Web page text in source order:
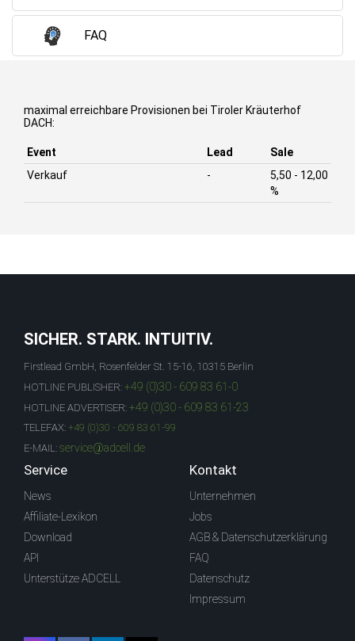
FAQ
maximal erreichbare Provisionen bei Tiroler Kräuterhof
DACH:
Event Lead
Sale
Verkauf
-
5,50 - 12,00
%
SICHER. STARK. INTUITIV.
Firstlead GmbH, Rosenfelder St. 15-16, 10315 Berlin
HOTLINE PUBLISHER: +49 (0)30 - 609 83 61-0
HOTLINE ADVERTISER: +49 (0)30 - 609 83 61-23
TELEFAX: +49 (0)30 - 609 83 61-99
E-MAIL: service@adcell.de
Service
News
Affiliate-Lexikon
Download
API
Unterstütze ADCELL
Kontakt
Unternehmen
Jobs
AGB & Datenschutzerklärung
FAQ
Datenschutz
Impressum